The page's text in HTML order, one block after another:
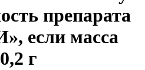
препарата
если масса
г